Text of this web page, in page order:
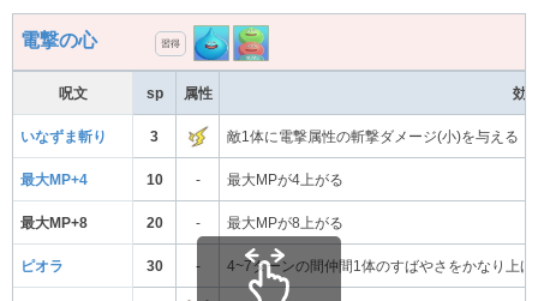
電撃の心 習得
呪文 sp 属性 効
いなずま斬り 3 敵1体に電撃属性の斬撃ダメージ(小)を与える
最大MP+4 10 - 最大MPが4上がる
最大MP+8 20 - 最大MPが8上がる
ピオラ 30 - 4~7ターンの間仲間1体のすばやさをかなり上げ